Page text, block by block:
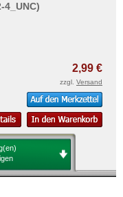
4_UNC)
2,99 €
zzgl. Versand